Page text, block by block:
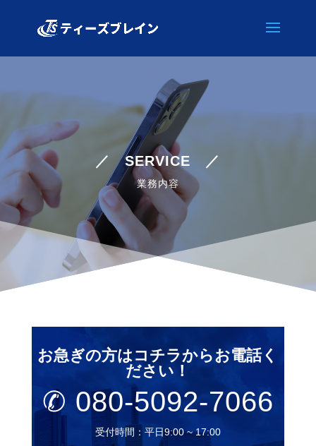
／ SERVICE ／
業務内容
お急ぎの方はコチラからお電話く
ださい！
✆ 080-5092-7066
受付時間：平日9:00 ~ 17:00